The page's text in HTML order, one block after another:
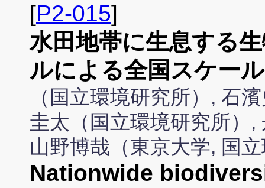
[P2-015]
水田地帯に生息する
ルによる全国スケー
（国立環境研究所）, 石
圭太（国立環境研究所）
山野博哉（東京大学, 国
Nationwide